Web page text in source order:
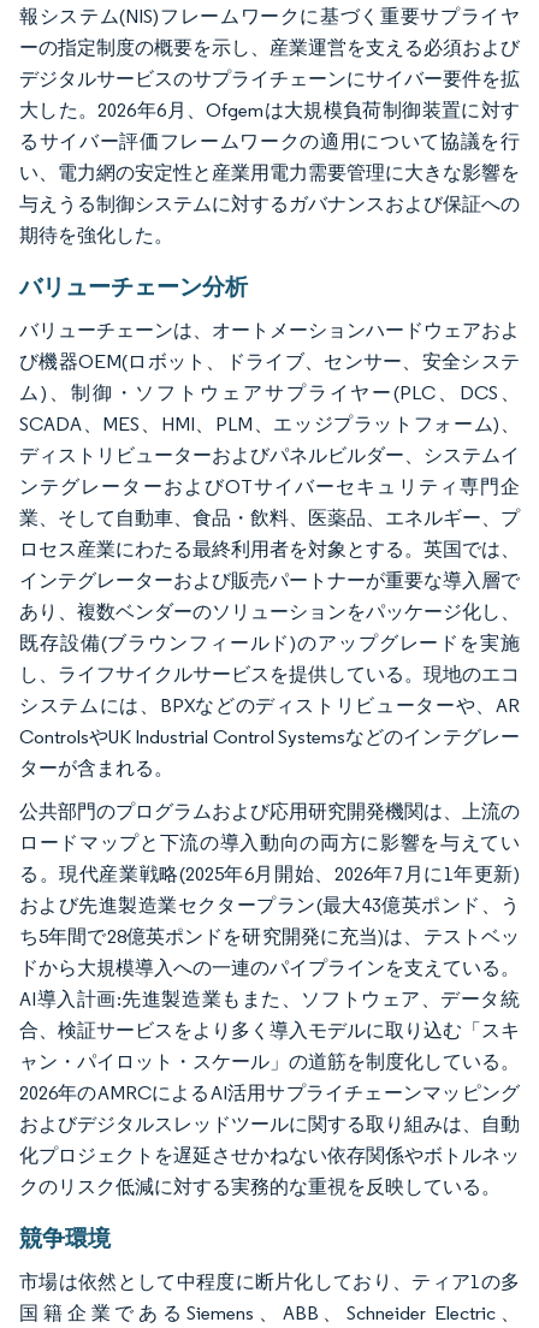
報システム(NIS)フレームワークに基づく重要サプライヤ
ーの指定制度の概要を示し、産業運営を支える必須および
デジタルサービスのサプライチェーンにサイバー要件を拡
大した。2026年6月、Ofgemは大規模負荷制御装置に対す
るサイバー評価フレームワークの適用について協議を行
い、電力網の安定性と産業用電力需要管理に大きな影響を
与えうる制御システムに対するガバナンスおよび保証への
期待を強化した。
バリューチェーン分析
バリューチェーンは、オートメーションハードウェアおよ
び機器OEM(ロボット、ドライブ、センサー、安全システ
ム)、制御・ソフトウェアサプライヤー(PLC、DCS、
SCADA、MES、HMI、PLM、エッジプラットフォーム)、
ディストリビューターおよびパネルビルダー、システムイ
ンテグレーターおよびOTサイバーセキュリティ専門企
業、そして自動車、食品・飲料、医薬品、エネルギー、プ
ロセス産業にわたる最終利用者を対象とする。英国では、
インテグレーターおよび販売パートナーが重要な導入層で
あり、複数ベンダーのソリューションをパッケージ化し、
既存設備(ブラウンフィールド)のアップグレードを実施
し、ライフサイクルサービスを提供している。現地のエコ
システムには、BPXなどのディストリビューターや、AR
ControlsやUK Industrial Control Systemsなどのインテグレー
ターが含まれる。
公共部門のプログラムおよび応用研究開発機関は、上流の
ロードマップと下流の導入動向の両方に影響を与えてい
る。現代産業戦略(2025年6月開始、2026年7月に1年更新)
および先進製造業セクタープラン(最大43億英ポンド、う
ち5年間で28億英ポンドを研究開発に充当)は、テストベッ
ドから大規模導入への一連のパイプラインを支えている。
AI導入計画:先進製造業もまた、ソフトウェア、データ統
合、検証サービスをより多く導入モデルに取り込む「スキ
ャン・パイロット・スケール」の道筋を制度化している。
2026年のAMRCによるAI活用サプライチェーンマッピング
およびデジタルスレッドツールに関する取り組みは、自動
化プロジェクトを遅延させかねない依存関係やボトルネッ
クのリスク低減に対する実務的な重視を反映している。
競争環境
市場は依然として中程度に断片化しており、ティア1の多
国籍企業であるSiemens、ABB、Schneider Electric、